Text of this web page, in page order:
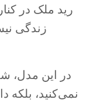
رید ملک در
زندگی
در این مدل،
نمی‌کنید، بلکه